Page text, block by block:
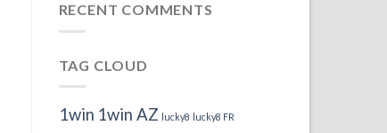
RECENT COMMENTS
TAG CLOUD
1win 1win AZ lucky8 lucky8 FR